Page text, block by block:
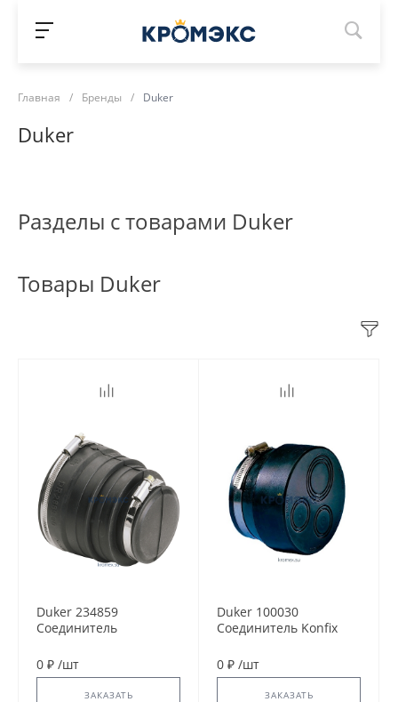
Главная / Бренды / Duker
Duker
Разделы с товарами Duker
Товары Duker
Duker 234859
Соединитель
0 ₽ /шт
ЗАКАЗАТЬ
Duker 100030
Соединитель Konfix
0 ₽ /шт
ЗАКАЗАТЬ